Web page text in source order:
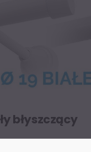
błyszczący
warstwą lakieru